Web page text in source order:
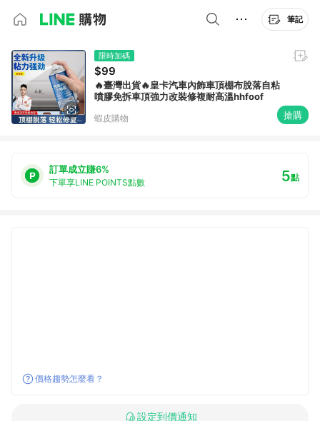
筆記
限時加碼
$99
🔥臺灣出貨🔥皇卡汽車內飾車頂棚布脫落自粘
噴膠免拆車頂強力改裝修複耐高溫hhfoof
蝦皮購物 搶購
訂單成立賺6%
下單享LINE POINTS點數 5點
價格趨勢怎麼看？
設定到價通知